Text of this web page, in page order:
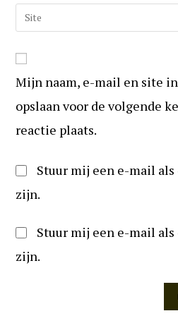
e-
mail
om
te
reageren
Vul
uw
URL
in
(optioneel)
Mijn naam, e-mail en site
opslaan voor de volgende
reactie plaats.
Stuur mij een e-mail
zijn.
Stuur mij een e-mail
zijn.